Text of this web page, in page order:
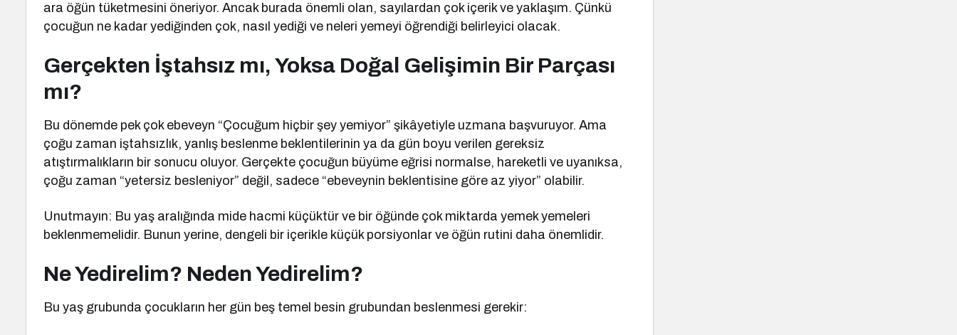
ara öğün tüketmesini öneriyor. Ancak burada önemli olan, sayılardan çok içerik ve yaklaşım. Çünkü
çocuğun ne kadar yediğinden çok, nasıl yediği ve neleri yemeyi öğrendiği belirleyici olacak.
Gerçekten İştahsız mı, Yoksa Doğal Gelişimin Bir Parçası
mı?
Bu dönemde pek çok ebeveyn “Çocuğum hiçbir şey yemiyor” şikâyetiyle uzmana başvuruyor. Ama
çoğu zaman iştahsızlık, yanlış beslenme beklentilerinin ya da gün boyu verilen gereksiz
atıştırmalıkların bir sonucu oluyor. Gerçekte çocuğun büyüme eğrisi normalse, hareketli ve uyanıksa,
çoğu zaman “yetersiz besleniyor” değil, sadece “ebeveynin beklentisine göre az yiyor” olabilir.
Unutmayın: Bu yaş aralığında mide hacmi küçüktür ve bir öğünde çok miktarda yemek yemeleri
beklenmemelidir. Bunun yerine, dengeli bir içerikle küçük porsiyonlar ve öğün rutini daha önemlidir.
Ne Yedirelim? Neden Yedirelim?
Bu yaş grubunda çocukların her gün beş temel besin grubundan beslenmesi gerekir: